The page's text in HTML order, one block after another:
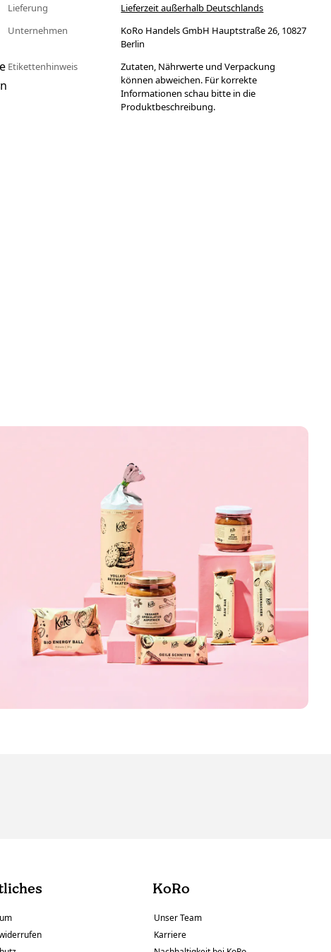
Lieferung
Lieferzeit außerhalb Deutschlands
Unternehmen
KoRo Handels GmbH Hauptstraße 26, 10827
Berlin
Etikettenhinweis
Zutaten, Nährwerte und Verpackung
können abweichen. Für korrekte
Informationen schau bitte in die
Produktbeschreibung.
KoRo
Unser Team
Karriere